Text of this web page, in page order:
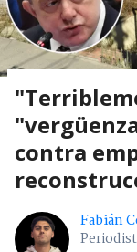
contra
Fabián